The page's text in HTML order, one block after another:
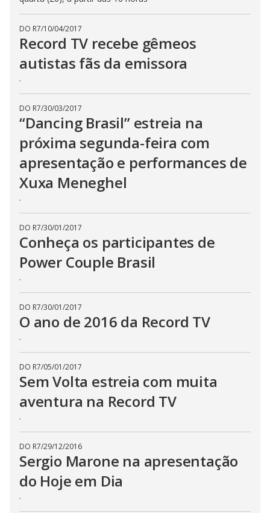
DO R7/10/04/2017
Record TV recebe gêmeos
autistas fãs da emissora
.
DO R7/30/03/2017
“Dancing Brasil” estreia na
próxima segunda-feira com
apresentação e performances de
Xuxa Meneghel
.
DO R7/30/01/2017
Conheça os participantes de
Power Couple Brasil
.
DO R7/30/01/2017
O ano de 2016 da Record TV
.
DO R7/05/01/2017
Sem Volta estreia com muita
aventura na Record TV
.
DO R7/29/12/2016
Sergio Marone na apresentação
do Hoje em Dia
.